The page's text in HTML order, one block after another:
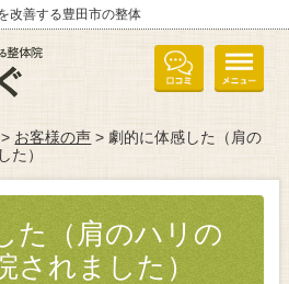
改善する豊田市の整体
> お客様の声 > 劇的に体感した（肩の
た）
た（肩のハリの
されました）